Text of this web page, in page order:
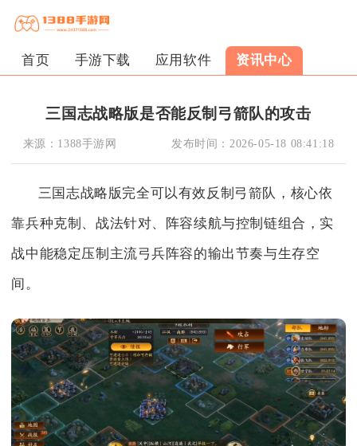
首页 手游下载 应用软件 资讯中心
三国志战略版是否能反制弓箭队的攻击
来源： 1388手游网 发布时间： 2026-05-18 08:41:18
三国志战略版完全可以有效反制弓箭队，核心依
靠兵种克制、战法针对、阵容续航与控制链组合，实
战中能稳定压制主流弓兵阵容的输出节奏与生存空
间。